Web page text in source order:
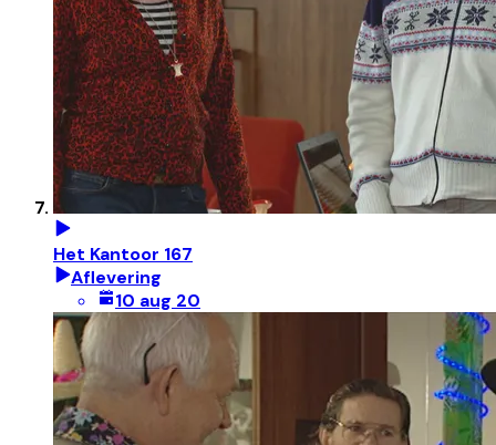
Het Kantoor 167
Aflevering
10 aug 20